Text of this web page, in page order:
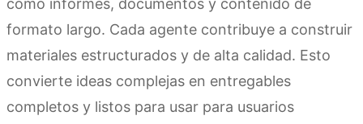
formato largo. Cada agente contribuye a construir
materiales estructurados y de alta calidad. Esto
convierte ideas complejas en entregables
completos y listos para usar para usuarios